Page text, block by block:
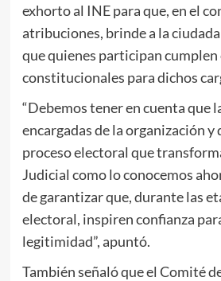
exhorto al INE para que, en el
atribuciones, brinde a la
que quienes participan
constitucionales para dichos
“Debemos tener en cuenta que
encargadas de la organización
proceso electoral que
Judicial como lo conocemos
de garantizar que, durante las
electoral, inspiren confianza
legitimidad”, apuntó.
También señaló que el Comité